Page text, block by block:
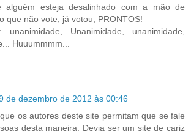
alguém esteja desalinhado com a mão de
que não vote, já votou, PRONTOS!
unanimidade, Unanimidade, unanimidade,
Huuummmm...
de dezembro de 2012 às 00:46
os autores deste site permitam que se fale
desta maneira. Devia ser um site de cariz